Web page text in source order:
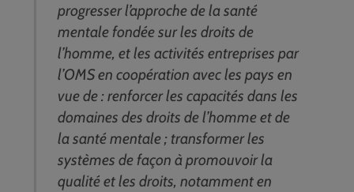
progresser l’approche de la santé
mentale fondée sur les droits de
l’homme, et les activités entreprises par
l’OMS en coopération avec les pays en
vue de : renforcer les capacités dans les
domaines des droits de l’homme et de
la santé mentale ; transformer les
systèmes de façon à promouvoir la
qualité et les droits, notamment en